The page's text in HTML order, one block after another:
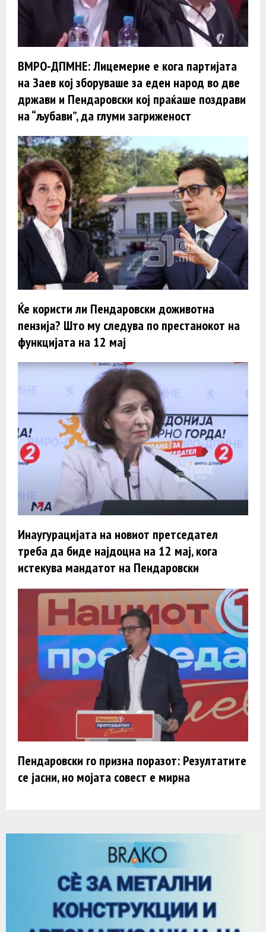
ВМРО-ДПМНЕ: Лицемерие е кога партијата
на Заев кој зборуваше за еден народ во две
држави и Пендаровски кој праќаше поздрави
на “љубави”, да глуми загриженост
Ќе користи ли Пендаровски доживотна
пензија? Што му следува по престанокот на
функцијата на 12 мај
Инаугурацијата на новиот претседател
треба да биде најдоцна на 12 мај, кога
истекува мандатот на Пендаровски
Пендаровски го призна поразот: Резултатите
се јасни, но мојата совест е мирна